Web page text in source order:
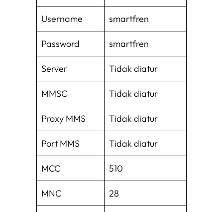
Username smartfren
Password smartfren
Server Tidak diatur
MMSC Tidak diatur
Proxy MMS Tidak diatur
Port MMS Tidak diatur
MCC 510
MNC 28